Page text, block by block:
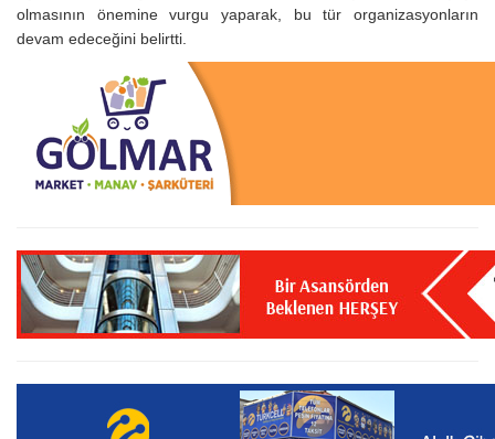
olmasının önemine vurgu yaparak, bu tür organizasyonların
devam edeceğini belirtti.